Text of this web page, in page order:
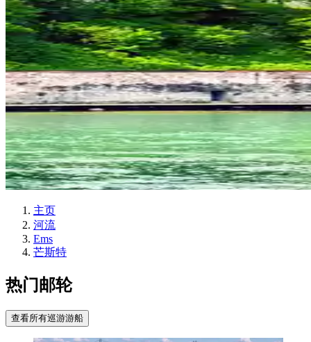
主页
河流
Ems
芒斯特
热门邮轮
查看所有巡游游船